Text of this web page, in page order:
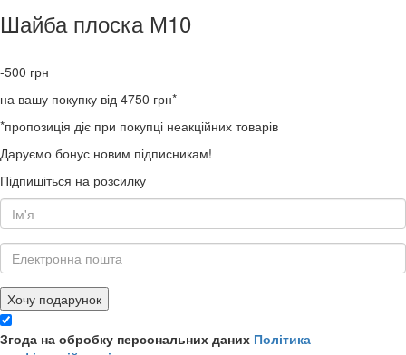
Шайба плоска М10
-500 грн
на вашу покупку від 4750 грн*
*пропозиція діє при покупці неакційних товарів
Даруємо бонус новим підписникам!
Підпишіться на розсилку
Хочу подарунок
Згода на обробку персональних даних Політика